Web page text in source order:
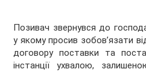
Позивач звернувся до
у якому просив зобов’язати
договору поставки та
інстанції ухвалою,